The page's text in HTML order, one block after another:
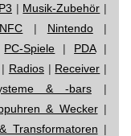
| Musik-Zubehör |
NFC | Nintendo|
PC-Spiele | PDA|
| Radios| Receiver |
& -bars|
& Wecker|
Transformatoren |